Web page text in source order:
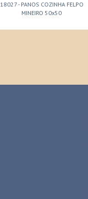
18027 - PANOS COZINHA FELPO
MINEIRO 50x50